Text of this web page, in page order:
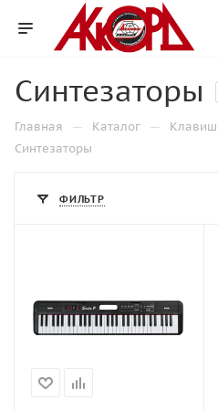
Синтезаторы
Главная — Каталог —
Синтезаторы
ФИЛЬТР